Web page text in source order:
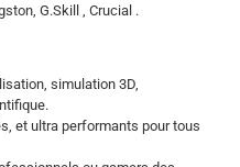
G.Skill , Crucial .
simulation 3D,
et ultra performants pour tous